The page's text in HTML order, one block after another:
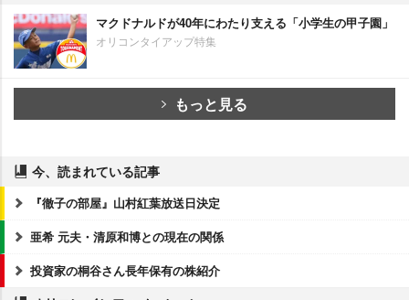
マクドナルドが40年にわたり支える「小学生の甲子園」
オリコンタイアップ特集
もっと見る
今、読まれている記事
『徹子の部屋』山村紅葉放送日決定
亜希 元夫・清原和博との現在の関係
投資家の桐谷さん長年保有の株紹介